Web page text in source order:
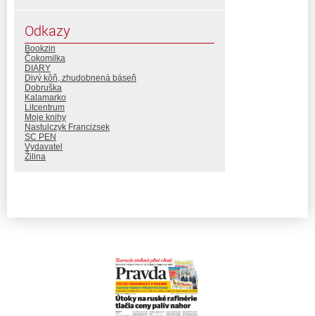
Odkazy
Bookzin
Čokomilka
DIARY
Divý kôň, zhudobnená báseň
Dobruška
Kalamarko
Litcentrum
Moje knihy
Nastulczyk Francizsek
SC PEN
Vydavatel
Žilina